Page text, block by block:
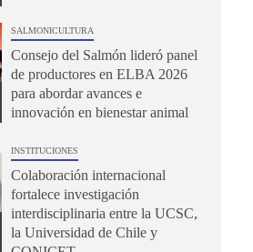
SALMONICULTURA
Consejo del Salmón lideró panel
de productores en ELBA 2026
para abordar avances e
innovación en bienestar animal
INSTITUCIONES
Colaboración internacional
fortalece investigación
interdisciplinaria entre la UCSC,
la Universidad de Chile y